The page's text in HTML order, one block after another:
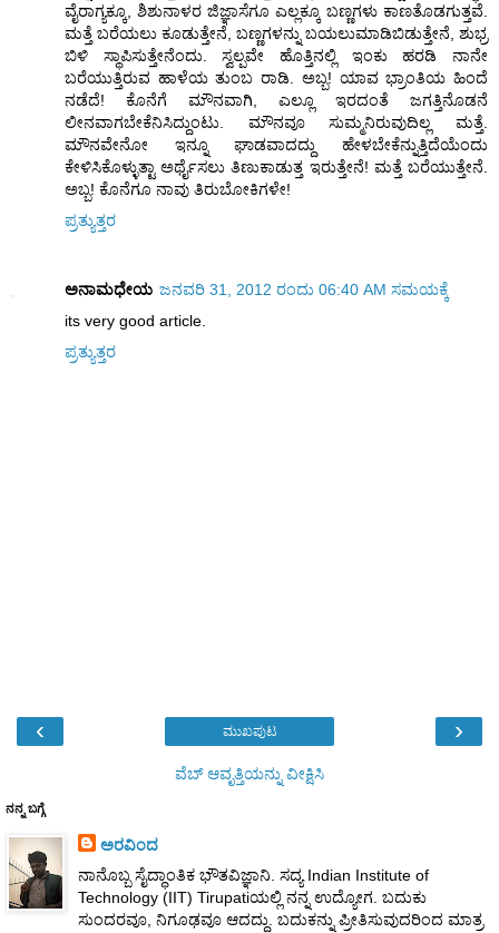
ವೈರಾಗ್ಯಕ್ಕೂ, ಶಿಶುನಾಳರ ಜಿಜ್ಞಾಸೆಗೂ ಎಲ್ಲಕ್ಕೂ ಬಣ್ಣಗಳು ಕಾಣತೊಡಗುತ್ತವೆ.
ಮತ್ತೆ ಬರೆಯಲು ಕೂಡುತ್ತೇನೆ, ಬಣ್ಣಗಳನ್ನು ಬಯಲುಮಾಡಿಬಿಡುತ್ತೇನೆ, ಶುಭ್ರ
ಬಿಳಿ ಸ್ಥಾಪಿಸುತ್ತೇನೆಂದು. ಸ್ವಲ್ಪವೇ ಹೊತ್ತಿನಲ್ಲಿ ಇಂಕು ಹರಡಿ ನಾನೇ
ಬರೆಯುತ್ತಿರುವ ಹಾಳೆಯ ತುಂಬ ರಾಡಿ. ಅಬ್ಬ! ಯಾವ ಭ್ರಾಂತಿಯ ಹಿಂದೆ
ನಡೆದೆ! ಕೊನೆಗೆ ಮೌನವಾಗಿ, ಎಲ್ಲೂ ಇರದಂತೆ ಜಗತ್ತಿನೊಡನೆ
ಲೀನವಾಗಬೇಕೆನಿಸಿದ್ದುಂಟು. ಮೌನವೂ ಸುಮ್ಮನಿರುವುದಿಲ್ಲ ಮತ್ತೆ.
ಮೌನವೇನೋ ಇನ್ನೂ ಘಾಡವಾದದ್ದು ಹೇಳಬೇಕೆನ್ನುತ್ತಿದೆಯೆಂದು
ಕೇಳಿಸಿಕೊಳ್ಳುತ್ಟಾ ಅರ್ಥೈಸಲು ತಿಣುಕಾಡುತ್ತ ಇರುತ್ತೇನೆ! ಮತ್ತೆ ಬರೆಯುತ್ತೇನೆ.
ಅಬ್ಬ! ಕೊನೆಗೂ ನಾವು ತಿರುಬೋಕಿಗಳೇ!
ಪ್ರತ್ಯುತ್ತರ
ಅನಾಮಧೇಯ ಜನವರಿ 31, 2012 ರಂದು 06:40 AM ಸಮಯಕ್ಕೆ
its very good article.
ಪ್ರತ್ಯುತ್ತರ
‹ ›
ಮುಖಪುಟ
ವೆಬ್‌ ಆವೃತ್ತಿಯನ್ನು ವೀಕ್ಷಿಸಿ
ನನ್ನ ಬಗ್ಗೆ
ಅರವಿಂದ
ನಾನೊಬ್ಬ ಸೈದ್ಧಾಂತಿಕ ಭೌತವಿಜ್ಞಾನಿ. ಸದ್ಯ Indian Institute of
Technology (IIT) Tirupatiಯಲ್ಲಿ ನನ್ನ ಉದ್ಯೋಗ. ಬದುಕು
ಸುಂದರವೂ, ನಿಗೂಢವೂ ಆದದ್ದು. ಬದುಕನ್ನು ಪ್ರೀತಿಸುವುದರಿಂದ ಮಾತ್ರ